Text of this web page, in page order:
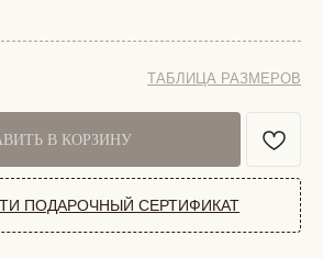
ТАБЛИЦА РАЗМЕРОВ
В КОРЗИНУ
ПОДАРОЧНЫЙ СЕРТИФИКАТ